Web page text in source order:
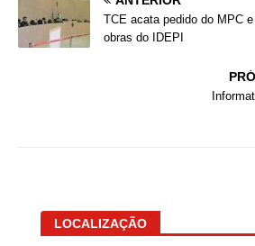
TCE acata pedido do MPC
obras do IDEPI
LOCALIZAÇÃO